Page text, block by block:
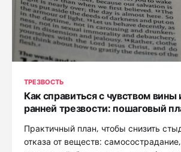
ТРЕЗВОСТЬ
Как справиться с чувством вины
ранней трезвости: пошаговый
Практичный план, чтобы снизить
отказа от веществ: